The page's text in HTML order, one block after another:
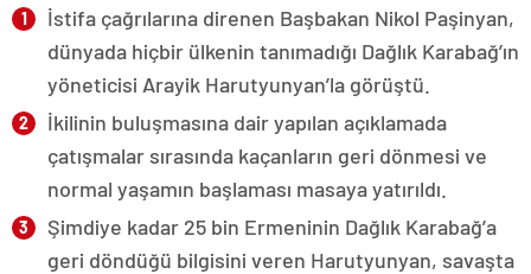
İstifa çağrılarına direnen Başbakan Nikol Paşinyan,
dünyada hiçbir ülkenin tanımadığı Dağlık Karabağ’ın
yöneticisi Arayik Harutyunyan’la görüştü.
İkilinin buluşmasına dair yapılan açıklamada
çatışmalar sırasında kaçanların geri dönmesi ve
normal yaşamın başlaması masaya yatırıldı.
Şimdiye kadar 25 bin Ermeninin Dağlık Karabağ’a
geri döndüğü bilgisini veren Harutyunyan, savaşta